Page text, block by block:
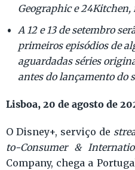
Geographic e 24Kitchen,
A 12 e 13 de setembro
primeiros episódios de
aguardadas séries
antes do lançamento do
Lisboa, 20 de agosto de
O Disney+, serviço de
to-Consumer &
Company, chega a